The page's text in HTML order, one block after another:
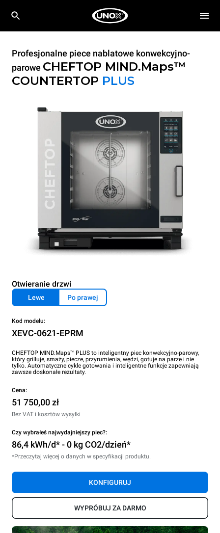
Profesjonalne piece nablatowe konwekcyjno-
parowe CHEFTOP MIND.Maps™
COUNTERTOP PLUS
Otwieranie drzwi
Lewe Po prawej
Kod modelu:
XEVC-0621-EPRM
CHEFTOP MIND.Maps™ PLUS to inteligentny piec konwekcyjno-parowy,
który grilluje, smaży, piecze, przyrumienia, wędzi, gotuje na parze i nie
tylko. Automatyczne cykle gotowania i inteligentne funkcje zapewniają
zawsze doskonałe rezultaty.
Cena:
51 750,00 zł
Bez VAT i kosztów wysyłki
Czy wybrałeś najwydajniejszy piec?:
86,4 kWh/d* - 0 kg CO2/dzień*
*Przeczytaj więcej o danych w specyfikacji produktu.
KONFIGURUJ
WYPRÓBUJ ZA DARMO